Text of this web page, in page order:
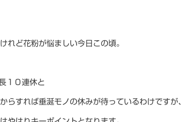
れど花粉が悩ましい今日この頃。
１０連休と
らすれば垂涎モノの休みが待っているわけですが、